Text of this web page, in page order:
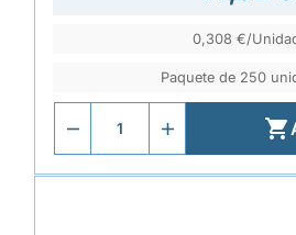
0,308 €/
Paquete de 250
